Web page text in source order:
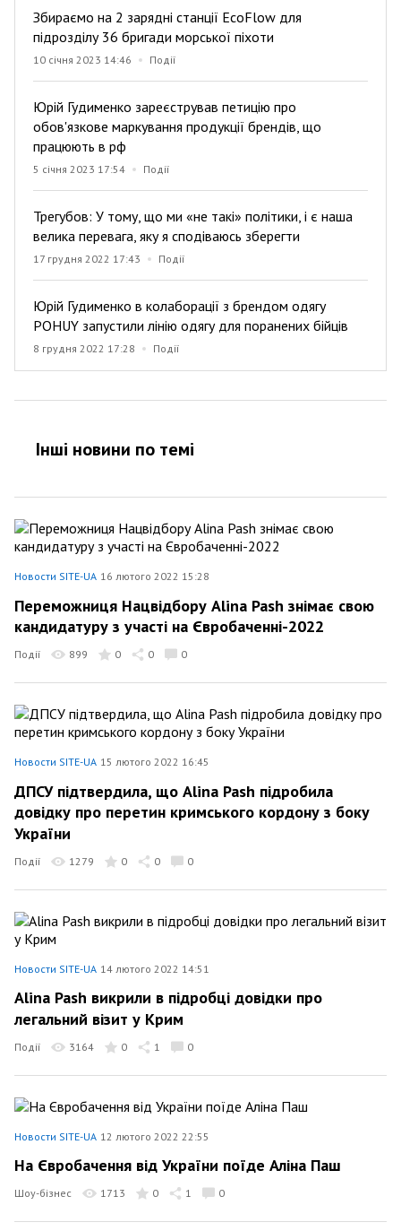
Збираємо на 2 зарядні станції EcoFlow для
підрозділу 36 бригади морської піхоти
10 січня 2023 14:46 Події
Юрій Гудименко зареєстрував петицію про
обов'язкове маркування продукції брендів, що
працюють в рф
5 січня 2023 17:54 Події
Трегубов: У тому, що ми «не такі» політики, і є наша
велика перевага, яку я сподіваюсь зберегти
17 грудня 2022 17:43 Події
Юрій Гудименко в колаборації з брендом одягу
POHUY запустили лінію одягу для поранених бійців
8 грудня 2022 17:28 Події
Інші новини по темi
Новости SITE-UA 16 лютого 2022 15:28
Переможниця Нацвідбору Alina Pash знімає свою
кандидатуру з участі на Євробаченні-2022
Події 899 0 0 0
Новости SITE-UA 15 лютого 2022 16:45
ДПСУ підтвердила, що Alina Pash підробила
довідку про перетин кримського кордону з боку
України
Події 1279 0 0 0
Новости SITE-UA 14 лютого 2022 14:51
Alina Pash викрили в підробці довідки про
легальний візит у Крим
Події 3164 0 1 0
Новости SITE-UA 12 лютого 2022 22:55
На Євробачення від України поїде Аліна Паш
Шоу-бізнес 1713 0 1 0